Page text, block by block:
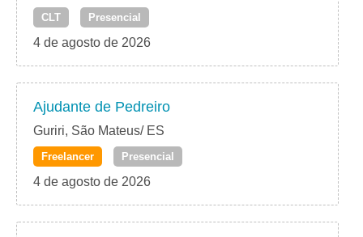
CLT Presencial
4 de agosto de 2026
Ajudante de Pedreiro
Guriri, São Mateus/ ES
Freelancer Presencial
4 de agosto de 2026